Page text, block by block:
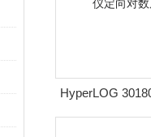
HyperLOG
向对数